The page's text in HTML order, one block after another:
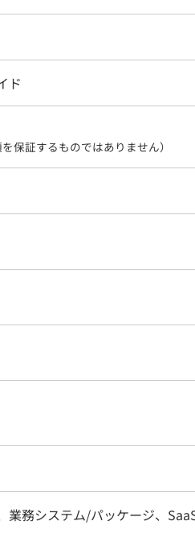
ド
保証するものではありません）
業務システム/パッケージ、